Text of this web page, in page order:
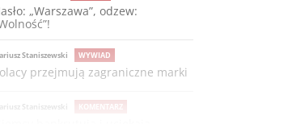
„Warszawa”, odzew:
Staniszewski WYWIAD
przejmują zagraniczne marki
Staniszewski KOMENTARZ